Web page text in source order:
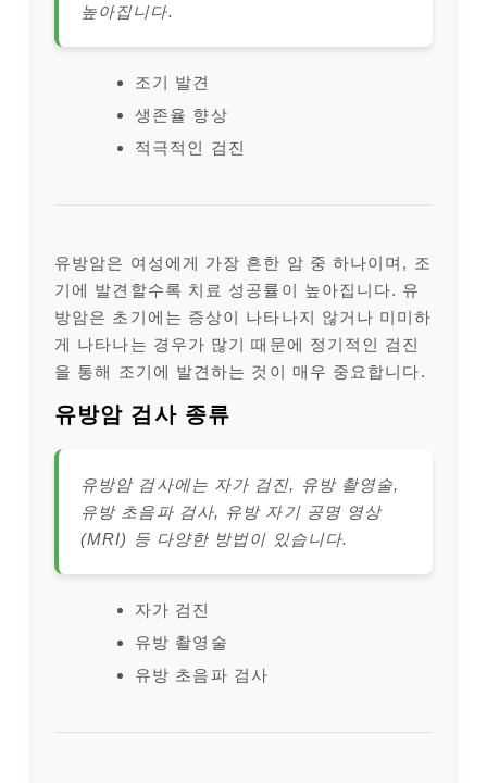
높아집니다.
조기 발견
생존율 향상
적극적인 검진
유방암은 여성에게 가장 흔한 암 중 하나이며, 조
기에 발견할수록 치료 성공률이 높아집니다. 유
방암은 초기에는 증상이 나타나지 않거나 미미하
게 나타나는 경우가 많기 때문에 정기적인 검진
을 통해 조기에 발견하는 것이 매우 중요합니다.
유방암 검사 종류
유방암 검사에는 자가 검진, 유방 촬영술,
유방 초음파 검사, 유방 자기 공명 영상
(MRI) 등 다양한 방법이 있습니다.
자가 검진
유방 촬영술
유방 초음파 검사